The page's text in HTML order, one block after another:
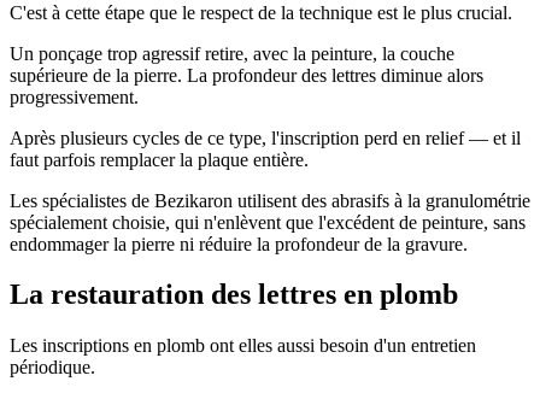
C'est à cette étape que le respect de la technique est le plus crucial.
Un ponçage trop agressif retire, avec la peinture, la couche
supérieure de la pierre. La profondeur des lettres diminue alors
progressivement.
Après plusieurs cycles de ce type, l'inscription perd en relief — et il
faut parfois remplacer la plaque entière.
Les spécialistes de Bezikaron utilisent des abrasifs à la granulométrie
spécialement choisie, qui n'enlèvent que l'excédent de peinture, sans
endommager la pierre ni réduire la profondeur de la gravure.
La restauration des lettres en plomb
Les inscriptions en plomb ont elles aussi besoin d'un entretien
périodique.